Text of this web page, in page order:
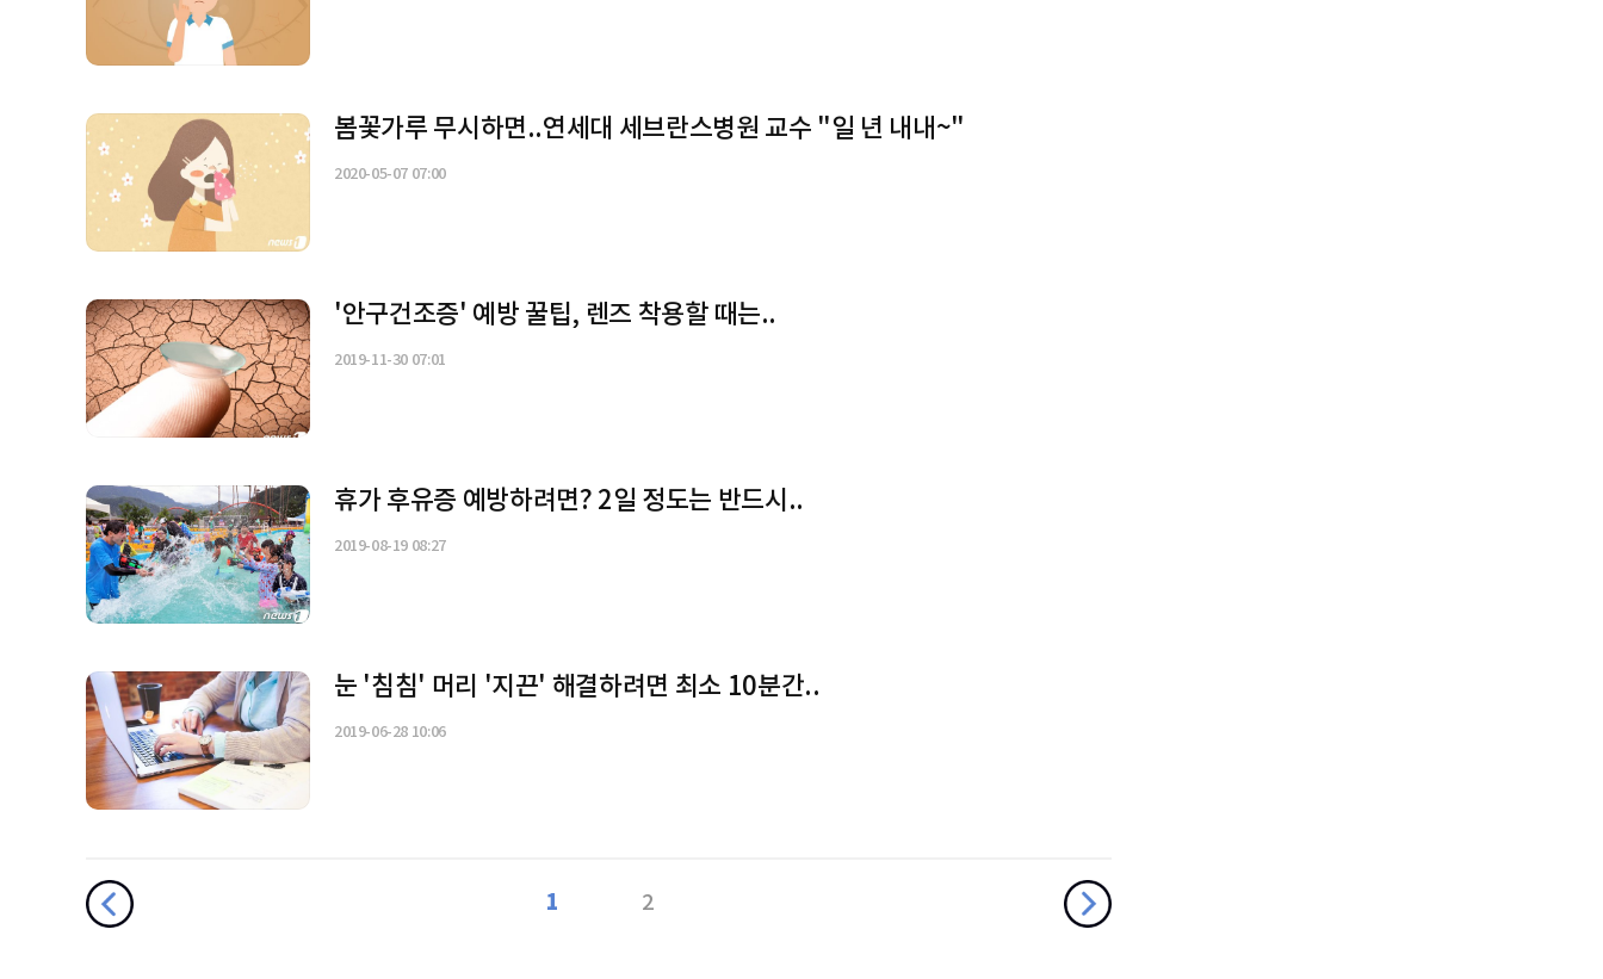
봄꽃가루 무시하면..연세대 세브란스병원 교수 "일 년 내내~"
2020-05-07 07:00
'안구건조증' 예방 꿀팁, 렌즈 착용할 때는..
2019-11-30 07:01
휴가 후유증 예방하려면? 2일 정도는 반드시..
2019-08-19 08:27
눈 '침침' 머리 '지끈' 해결하려면 최소 10분간..
2019-06-28 10:06
1 2